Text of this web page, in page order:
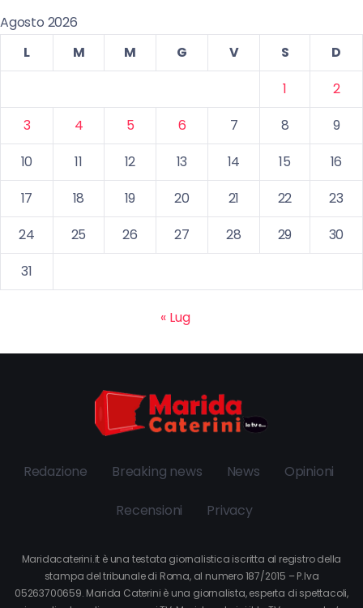
Agosto 2026
L
M M G V S
D
1
2
3
4 5 6 7 8
9
10
11 12 13 14 15
16
17
18 19 20 21 22
23
24
25 26 27 28 29
30
31
« Lug
Redazione Breaking news News Opinioni
Recensioni Privacy
Maridacaterini.it è una testata giornalistica iscritta al registro della
stampa del tribunale di Roma, al numero 187/2015 – P.Iva
05263700659. Marida Caterini è una giornalista, esperta di spettacoli,